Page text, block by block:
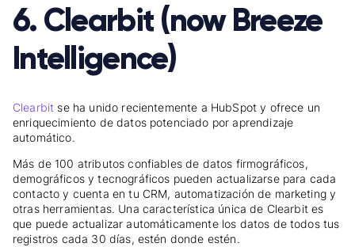
6. Clearbit (now Breeze
Intelligence)
Clearbit se ha unido recientemente a HubSpot y ofrece un
enriquecimiento de datos potenciado por aprendizaje
automático.
Más de 100 atributos confiables de datos firmográficos,
demográficos y tecnográficos pueden actualizarse para cada
contacto y cuenta en tu CRM, automatización de marketing y
otras herramientas. Una característica única de Clearbit es
que puede actualizar automáticamente los datos de todos tus
registros cada 30 días, estén donde estén.